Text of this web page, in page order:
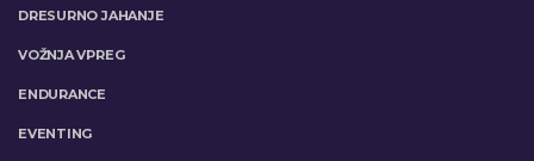
DRESURNO JAHANJE
VOŽNJA VPREG
ENDURANCE
EVENTING